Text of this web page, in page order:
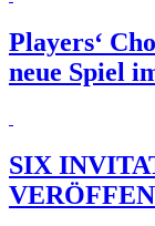
Players‘
neue Spiel
SIX